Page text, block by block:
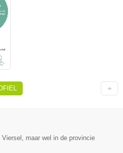
maar wel in de provincie